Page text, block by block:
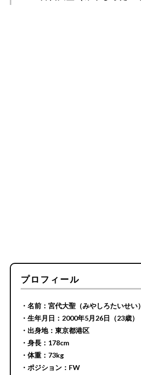
プロフィール
・名前：宮代大聖（みやしろたいせい）
・生年月日：2000年5月26日（23歳）
・出身地：東京都港区
・身長：178cm
・体重：73kg
・ポジション：FW